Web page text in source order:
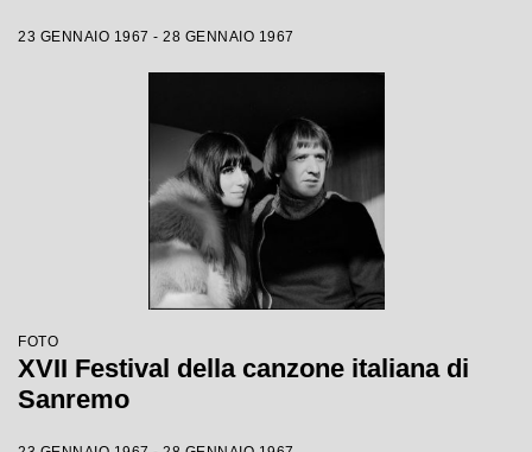
23 GENNAIO 1967 - 28 GENNAIO 1967
FOTO
XVII Festival della canzone italiana di
Sanremo